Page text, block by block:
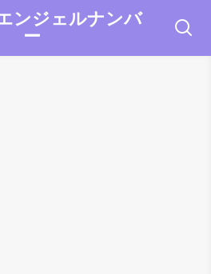
ンジェルナンバ
ー